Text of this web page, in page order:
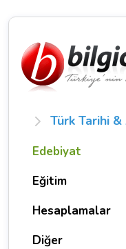
Türk Tarihi
Edebiyat
Eğitim
Hesaplamalar
Diğer